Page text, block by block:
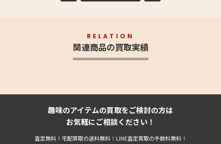
RELATION
関連商品の買取実績
趣味のアイテムの買取をご検討の方は
お気軽にご相談ください！
査定無料！宅配買取の送料無料！LINE査定買取の手数料無料！